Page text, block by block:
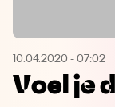
10.04.2020 - 07:02
Voel je